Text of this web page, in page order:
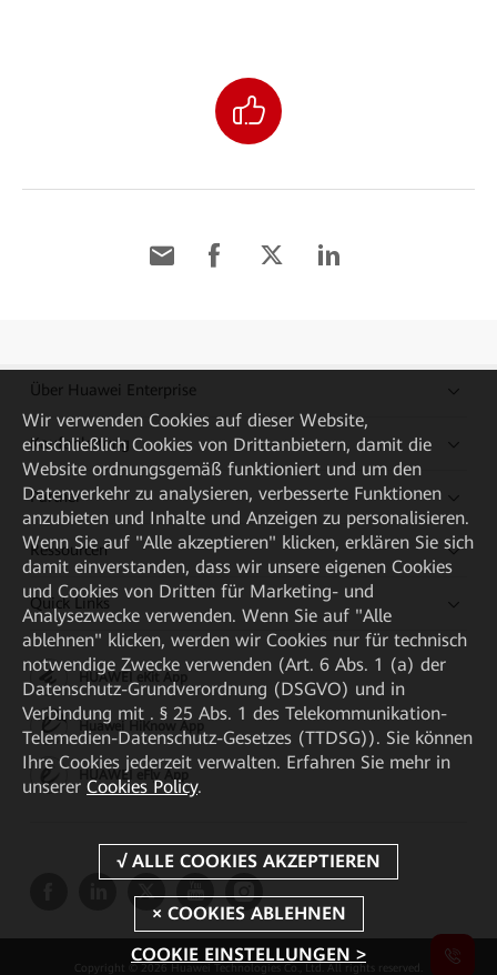
Über Huawei Enterprise
Kaufanleitung
Partner
Ressourcen
Quick Links
HUAWEI eKit App
Huawei HiKnow App
HUAWEI eFly App
Copyright © 2026 Huawei Technologies Co., Ltd. All rights reserved.
Wir verwenden Cookies auf dieser Website,
einschließlich Cookies von Drittanbietern, damit die
Website ordnungsgemäß funktioniert und um den
Datenverkehr zu analysieren, verbesserte Funktionen
anzubieten und Inhalte und Anzeigen zu personalisieren.
Wenn Sie auf "Alle akzeptieren" klicken, erklären Sie sich
damit einverstanden, dass wir unsere eigenen Cookies
und Cookies von Dritten für Marketing- und
Analysezwecke verwenden. Wenn Sie auf "Alle
ablehnen" klicken, werden wir Cookies nur für technisch
notwendige Zwecke verwenden (Art. 6 Abs. 1 (a) der
Datenschutz-Grundverordnung (DSGVO) und in
Verbindung mit . § 25 Abs. 1 des Telekommunikation-
Telemedien-Datenschutz-Gesetzes (TTDSG)). Sie können
Ihre Cookies jederzeit verwalten. Erfahren Sie mehr in
unserer Cookies Policy.
COOKIE EINSTELLUNGEN >